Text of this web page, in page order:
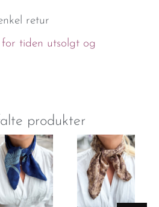
retur
tiden utsolgt og
produkter